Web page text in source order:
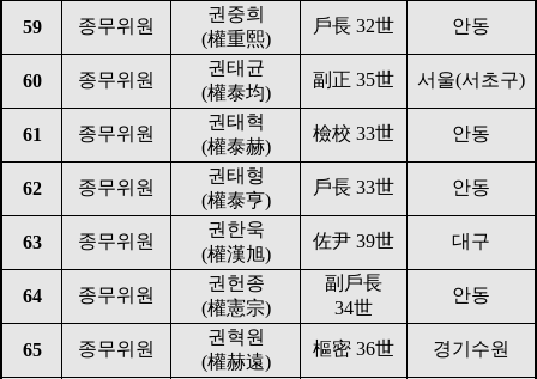
59 종무위원
권중희
(權重熙)
戶長 32世 안동
60 종무위원
권태균
(權泰均)
副正 35世 서울(서초구)
61 종무위원
권태혁
(權泰赫)
檢校 33世 안동
62 종무위원
권태형
(權泰亨)
戶長 33世 안동
63 종무위원
권한욱
(權漢旭)
佐尹 39世 대구
64 종무위원
권헌종
(權憲宗)
副戶長
34世
안동
65 종무위원
권혁원
(權赫遠)
樞密 36世 경기수원